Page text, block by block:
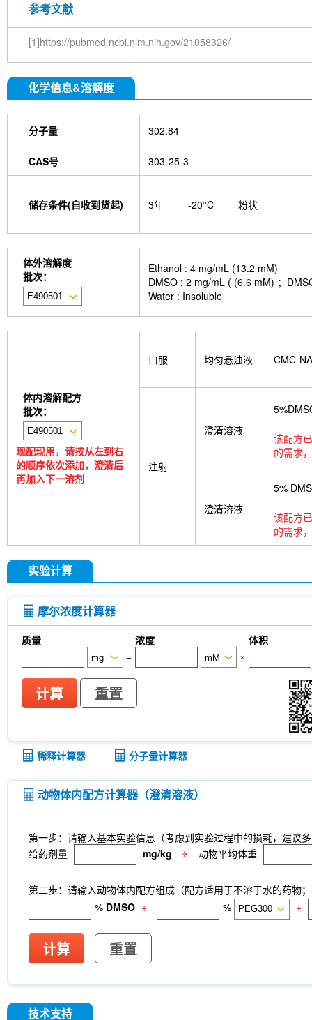
参考文献
[1]https://pubmed.ncbi.nlm.nih.gov/21058326/
化学信息&溶解度
分子量 302.84
CAS号 303-25-3
储存条件(自收到货起) 3年 -20°C 粉状
体外溶解度
批次：
Ethanol : 4 mg/mL (13.2 mM)
DMSO : 2 mg/mL ( (6.6 mM) ；
Water : Insoluble
体内溶解配方
批次：
现配现用，请按从左到右
的顺序依次添加，澄清后
再加入下一溶剂
口服 均匀悬浊液 CMC-NA
注射
澄清溶液
该配方
的需求
澄清溶液
5%
该配方
的需求
实验计算
摩尔浓度计算器
质量 浓度
体积
=
×
计算 重置
稀释计算器 分子量计算器
动物体内配方计算器（澄清溶液）
第一步：请输入基本实验信息（考虑到实验过程中的损耗，建议
给药剂量
mg/kg 动物平均体重
第二步：请输入动物体内配方组成（配方适用于不溶于水的药物
% DMSO + % +
计算 重置
技术支持